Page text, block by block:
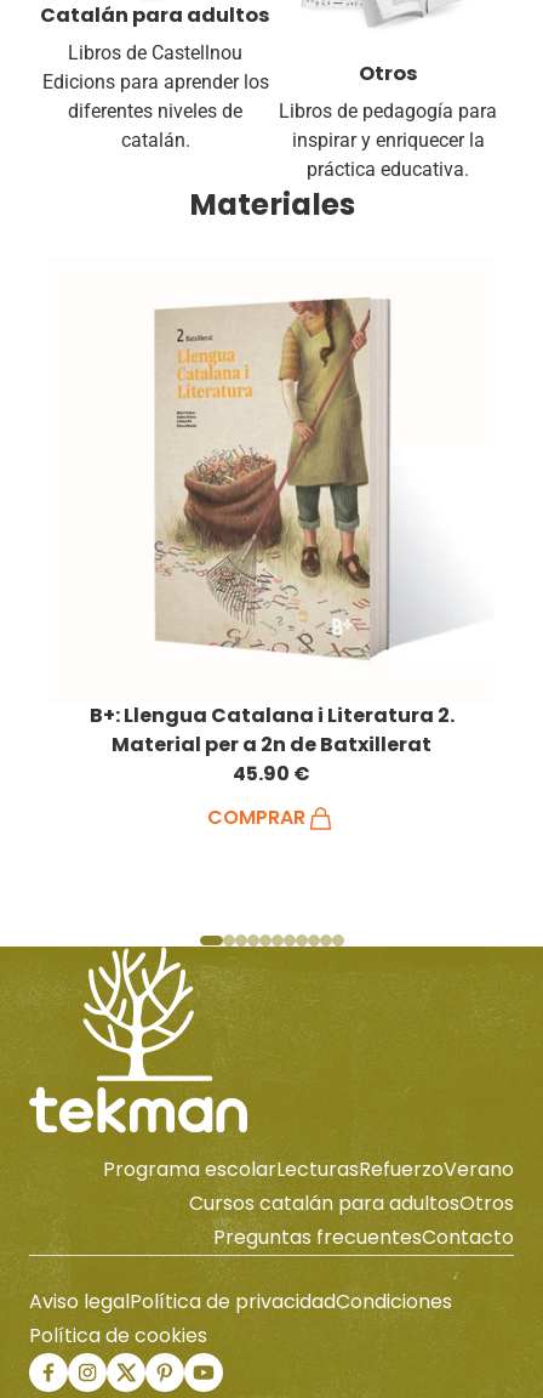
Catalán para adultos
Libros de Castellnou
Edicions para aprender los
diferentes niveles de
catalán.
Otros
Libros de pedagogía para
inspirar y enriquecer la
práctica educativa.
Materiales
B+: Llengua Catalana i Literatura 2.
Material per a 2n de Batxillerat
45.90 €
COMPRAR
Programa escolarLecturasRefuerzoVerano
Cursos catalán para adultosOtros
Preguntas frecuentesContacto
Aviso legalPolítica de privacidadCondiciones
Política de cookies
Add to cart